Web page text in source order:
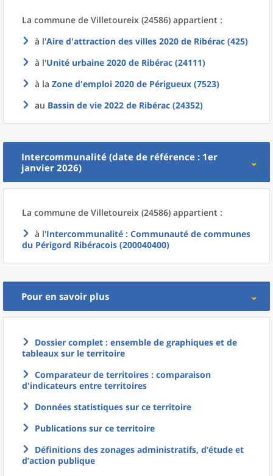
La commune de Villetoureix (24586) appartient :
à l'Aire d'attraction des villes 2020 de Ribérac (425)
à l'Unité urbaine 2020 de Ribérac (24111)
à la Zone d'emploi 2020 de Périgueux (7523)
au Bassin de vie 2022 de Ribérac (24352)
Intercommunalité (date de référence : 1er
janvier 2026)
La commune de Villetoureix (24586) appartient :
à l'Intercommunalité : Communauté de communes
du Périgord Ribéracois (200040400)
Pour en savoir plus
Dossier complet : ensemble de graphiques et de
tableaux sur le territoire
Comparateur de territoires : comparaison
d'indicateurs entre territoires
Données statistiques sur ce territoire
Publications sur ce territoire
Définitions des zonages administratifs, d’étude et
d’action publique